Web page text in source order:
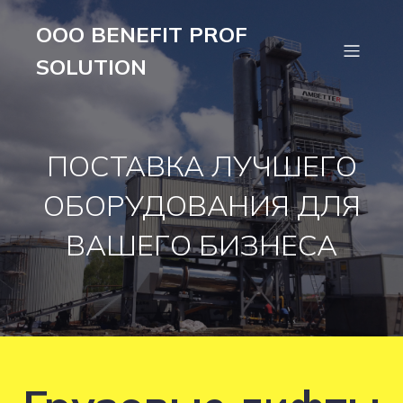
OOO BENEFIT PROF
SOLUTION
ПОСТАВКА ЛУЧШЕГО
ОБОРУДОВАНИЯ ДЛЯ
ВАШЕГО БИЗНЕСА